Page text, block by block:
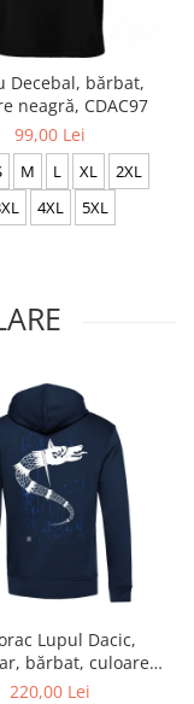
Decebal, bărbat,
neagră, CDAC97
99,00 Lei
M L XL
2XL
4XL 5XL
Lupul Dacic,
bărbat, culoare
CH06
220,00 Lei